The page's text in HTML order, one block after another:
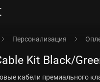
Персонализация
Kit Black/
кабели премиального